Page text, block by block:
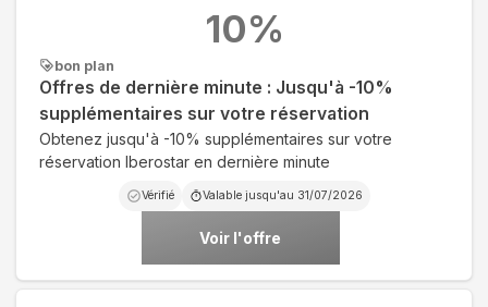
bon plan
Offres de dernière minute : Jusqu'à -10%
supplémentaires sur votre réservation
Obtenez jusqu'à -10% supplémentaires sur votre
réservation Iberostar en dernière minute
Vérifié Valable jusqu'au 31/07/2026
Voir l'offre
10%